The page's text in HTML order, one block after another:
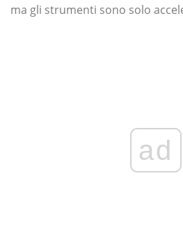
ma gli strumenti sono solo
ad